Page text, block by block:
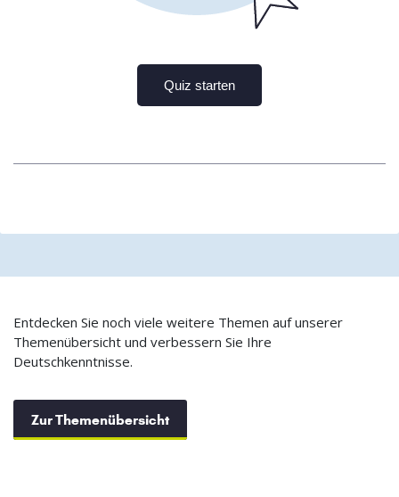
Entdecken Sie noch viele weitere Themen auf unserer
Themenübersicht und verbessern Sie Ihre
Deutschkenntnisse.
Zur Themenübersicht